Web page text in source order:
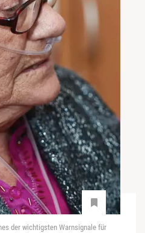
der wichtigsten Warnsignale für